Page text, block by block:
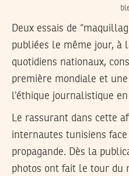
Deux essais de
publiées le même jour, à
quotidiens nationaux,
première mondiale et
l’éthique journalistique en
Le rassurant dans cette
internautes tunisiens
propagande. Dès la
photos ont fait le tour du